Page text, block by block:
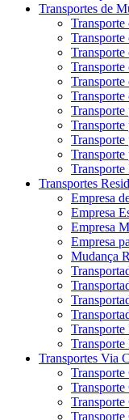
Transportes de
Transporte
Transporte
Transporte
Transporte
Transporte
Transporte
Transporte
Transporte
Transportes
Empresa
Empresa
Empresa
Empresa
Mudança
Transporte
Transporte
Transportes Via